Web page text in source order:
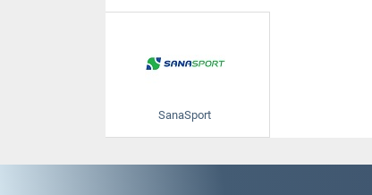
SanaSport